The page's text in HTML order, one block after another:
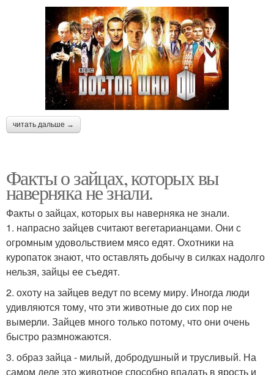
читать дальше →
Факты о зайцах, которых вы
наверняка не знали.
Факты о зайцах, которых вы наверняка не знали.
1. напрасно зайцев считают вегетарианцами. Они с
огромным удовольствием мясо едят. Охотники на
куропаток знают, что оставлять добычу в силках надолго
нельзя, зайцы ее съедят.
2. охоту на зайцев ведут по всему миру. Иногда люди
удивляются тому, что эти животные до сих пор не
вымерли. Зайцев много только потому, что они очень
быстро размножаются.
3. образ зайца - милый, добродушный и трусливый. На
самом деле это животное способно впадать в ярость и